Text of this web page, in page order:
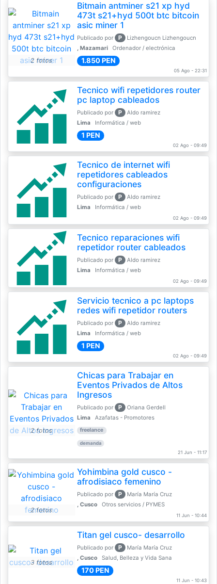
2 fotos
Bitmain antminer s21 xp hyd
473t s21+hyd 500t btc bitcoin
asic miner 1
Publicado por P
Lizhengoucn Lizhengoucn
, Mazamari
Ordenador / electrónica
1.850 PEN
05 Ago - 22:31
Tecnico wifi repetidores router
pc laptop cableados
Publicado por P
Aldo ramirez
Lima
Informática / web
1 PEN
02 Ago - 09:49
Tecnico de internet wifi
repetidores cableados
configuraciones
Publicado por P
Aldo ramirez
Lima
Informática / web
02 Ago - 09:49
Tecnico reparaciones wifi
repetidor router cableados
Publicado por P
Aldo ramirez
Lima
Informática / web
02 Ago - 09:49
Servicio tecnico a pc laptops
redes wifi repetidor routers
Publicado por P
Aldo ramirez
Lima
Informática / web
1 PEN
02 Ago - 09:49
2 fotos
Chicas para Trabajar en
Eventos Privados de Altos
Ingresos
Publicado por P
Oriana Gerdell
Lima
Azafatas - Promotores
freelance
demanda
21 Jun - 11:17
2 fotos
Yohimbina gold cusco -
afrodisiaco femenino
Publicado por P
María María Cruz
, Cusco
Otros servicios / PYMES
11 Jun - 10:44
3 fotos
Titan gel cusco- desarrollo
Publicado por P
María María Cruz
, Cusco
Salud, Belleza y Vida Sana
170 PEN
11 Jun - 10:43